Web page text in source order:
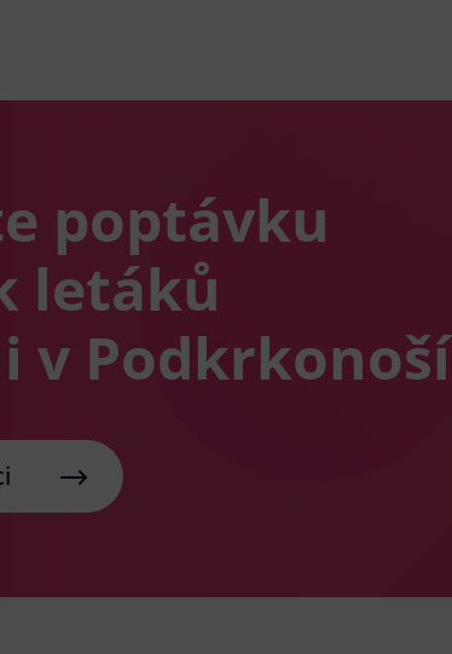
poptávku
letáků
v Podkrkonoší